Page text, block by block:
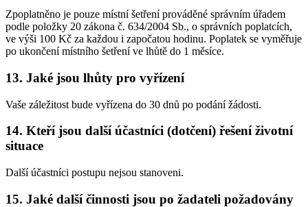
Zpoplatněno je pouze místní šetření prováděné správním úřadem
podle položky 20 zákona č. 634/2004 Sb., o správních poplatcích,
ve výši 100 Kč za každou i započatou hodinu. Poplatek se vyměřuje
po ukončení místního šetření ve lhůtě do 1 měsíce.
13. Jaké jsou lhůty pro vyřízení
Vaše záležitost bude vyřízena do 30 dnů po podání žádosti.
14. Kteří jsou další účastníci (dotčení) řešení životní
situace
Další účastníci postupu nejsou stanoveni.
15. Jaké další činnosti jsou po žadateli požadovány